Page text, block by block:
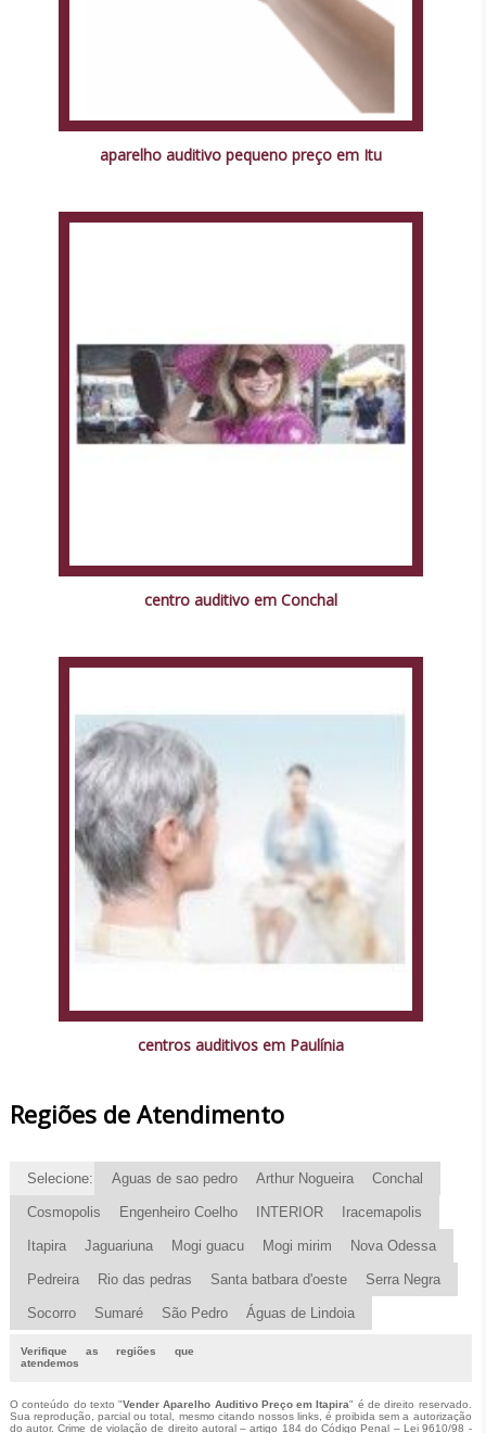
aparelho auditivo pequeno preço em Itu
centro auditivo em Conchal
centros auditivos em Paulínia
Regiões de Atendimento
Selecione: Aguas de sao pedro Arthur Nogueira Conchal
Cosmopolis Engenheiro Coelho INTERIOR Iracemapolis
Itapira Jaguariuna Mogi guacu Mogi mirim Nova Odessa
Pedreira Rio das pedras Santa batbara d'oeste Serra Negra
Socorro Sumaré São Pedro Águas de Lindoia
Verifique as regiões que
atendemos
O conteúdo do texto "Vender Aparelho Auditivo Preço em Itapira" é de direito reservado.
Sua reprodução, parcial ou total, mesmo citando nossos links, é proibida sem a autorização
do autor. Crime de violação de direito autoral – artigo 184 do Código Penal –Lei 9610/98 -